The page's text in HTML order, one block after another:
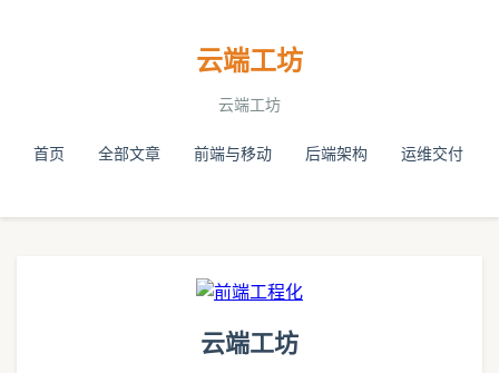
云端工坊
云端工坊
首页 全部文章 前端与移动 后端架构 运维交付
云端工坊